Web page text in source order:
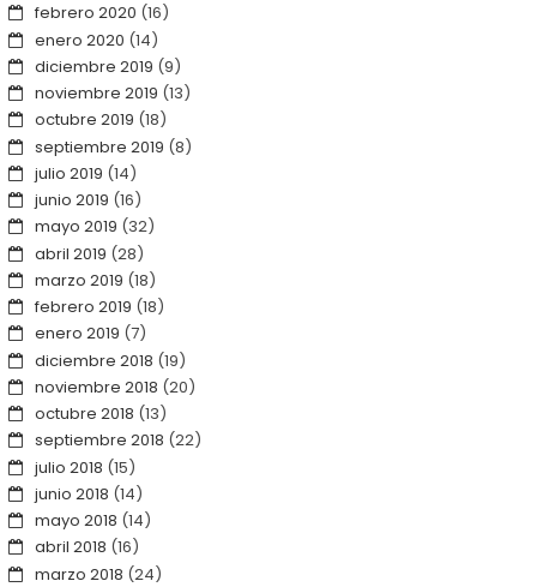
febrero 2020 (16)
enero 2020 (14)
diciembre 2019 (9)
noviembre 2019 (13)
octubre 2019 (18)
septiembre 2019 (8)
julio 2019 (14)
junio 2019 (16)
mayo 2019 (32)
abril 2019 (28)
marzo 2019 (18)
febrero 2019 (18)
enero 2019 (7)
diciembre 2018 (19)
noviembre 2018 (20)
octubre 2018 (13)
septiembre 2018 (22)
julio 2018 (15)
junio 2018 (14)
mayo 2018 (14)
abril 2018 (16)
marzo 2018 (24)